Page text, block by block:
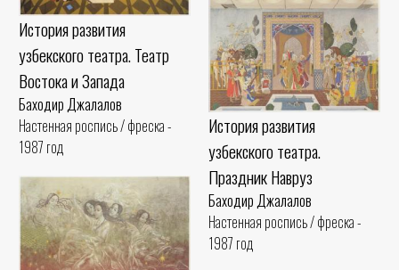
История развития
узбекского театра. Театр
Востока и Запада
Баходир Джалалов
Настенная роспись / фреска -
1987 год
История развития
узбекского театра.
Праздник Навруз
Баходир Джалалов
Настенная роспись / фреска -
1987 год